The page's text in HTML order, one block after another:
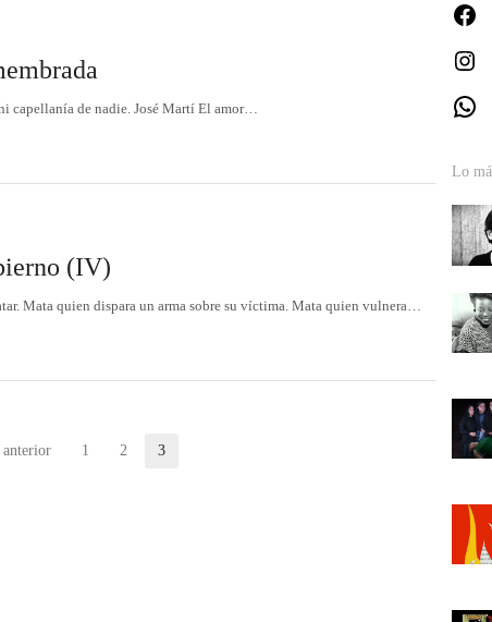
capellanía de nadie. José Martí El amor…
(IV)
Mata quien dispara un arma sobre su víctima. Mata quien vulnera…
anterior Página
1 Página
2 3
Lo